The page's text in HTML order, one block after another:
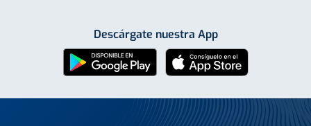
Descárgate nuestra App